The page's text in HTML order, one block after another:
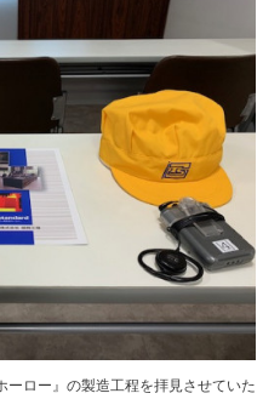
ーロー』の製造工程を拝見させていた